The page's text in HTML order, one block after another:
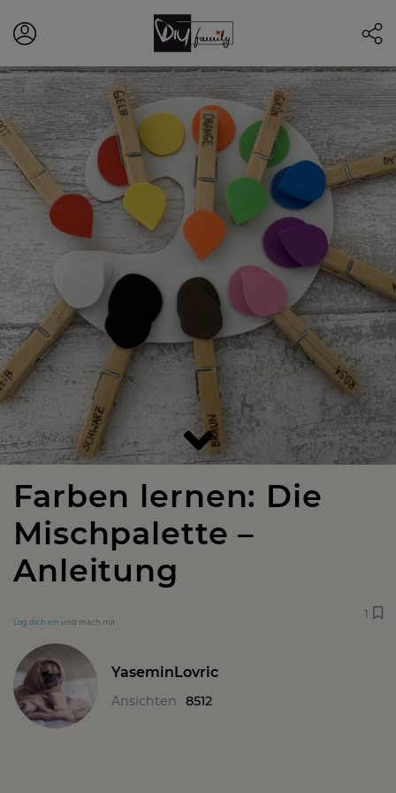
Farben lernen: Die
Mischpalette –
Anleitung
Log dich ein und mach mit
1
YaseminLovric
Ansichten 8512